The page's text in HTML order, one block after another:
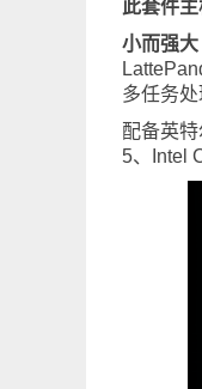
此套件
小而强大
多任务处
配备英
5、Intel